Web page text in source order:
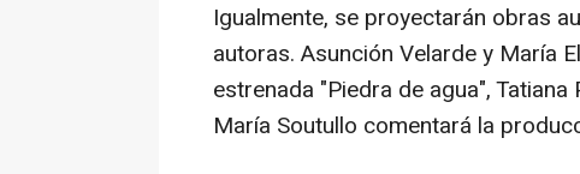
Igualmente, se proyectarán obras
autoras. Asunción Velarde y María
estrenada "Piedra de agua",
María Soutullo comentará la